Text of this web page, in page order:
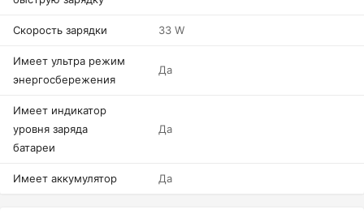
Скорость зарядки 33 W
Имеет ультра режим
энергосбережения
Да
Имеет индикатор
уровня заряда
батареи
Да
Имеет аккумулятор Да